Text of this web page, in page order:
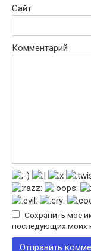
Сайт
Комментарий
Сохранить моё
последующих моих